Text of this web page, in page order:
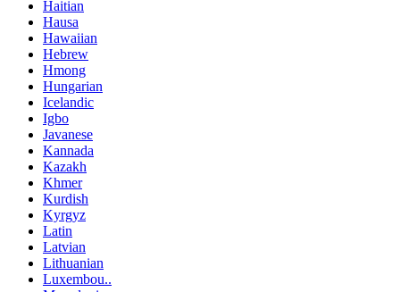
Haitian
Hausa
Hawaiian
Hebrew
Hmong
Hungarian
Icelandic
Igbo
Javanese
Kannada
Kazakh
Khmer
Kurdish
Kyrgyz
Latin
Latvian
Lithuanian
Luxembou..